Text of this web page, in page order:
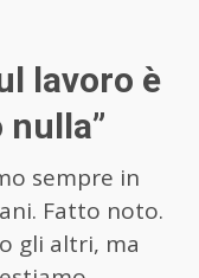
lavoro è
sempre in
Fatto noto.
gli altri, ma